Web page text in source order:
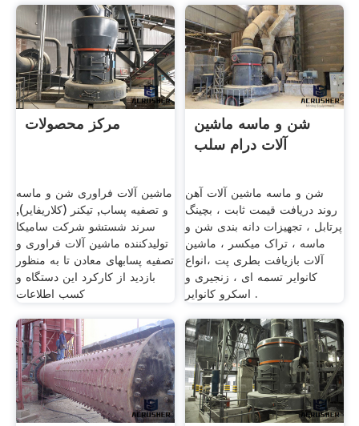
مرکز محصولات
ماشین آلات فراوری شن و ماسه
و تصفیه پساب, تیکنر (کلاریفایر),
سرند شستشو شرکت سامیکا
تولیدکننده ماشین آلات فراوری و
تصفیه پسابهای معادن تا به منظور
بازدید از کارکرد این دستگاه و
کسب اطلاعات
شن و ماسه ماشین
آلات درام سلب
شن و ماسه ماشین آلات آهن
روند دریافت قیمت ثابت ، بچینگ
پرتابل ، تجهیزات دانه بندی شن و
ماسه ، تراک میکسر ، ماشین
آلات بازیافت بطری پت ،انواع
کانوایر تسمه ای ، زنجیری و
اسکرو کانوایر .